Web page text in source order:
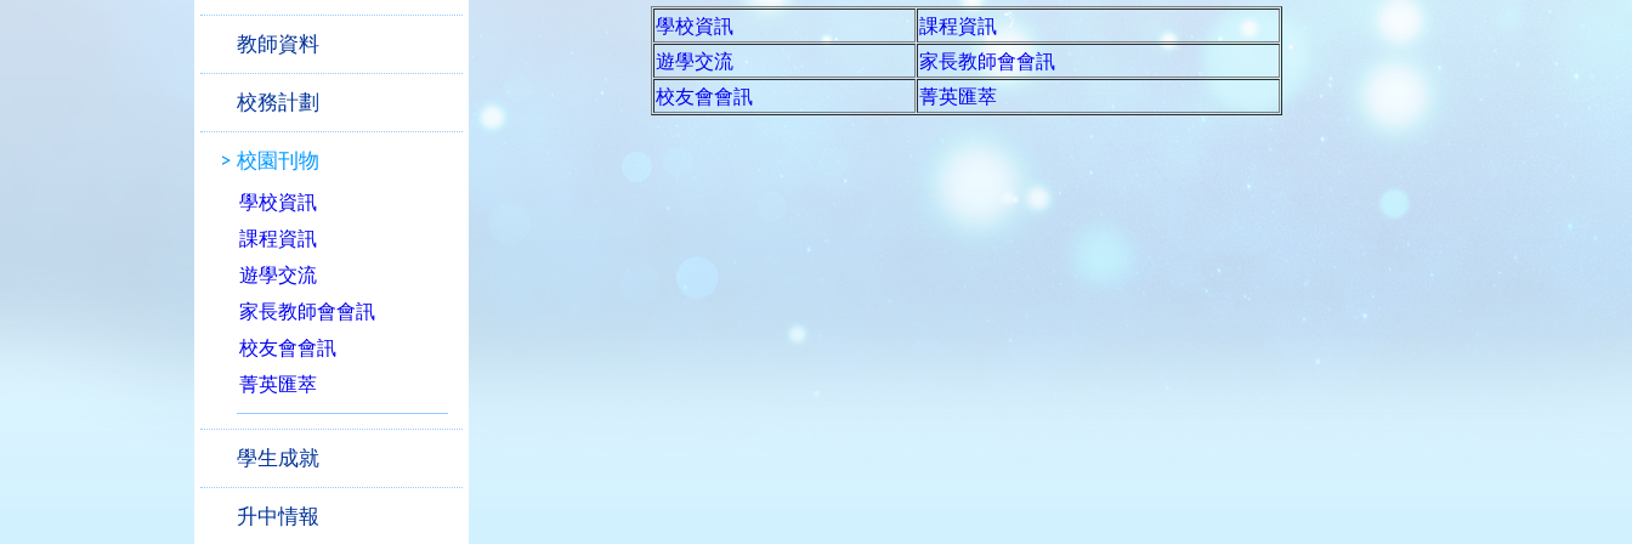
教師資料
校務計劃
校園刊物
學校資訊
課程資訊
遊學交流
家長教師會會訊
校友會會訊
菁英匯萃
學生成就
升中情報
學校資訊
課程資訊
遊學交流
家長教師會會訊
校友會會訊
菁英匯萃